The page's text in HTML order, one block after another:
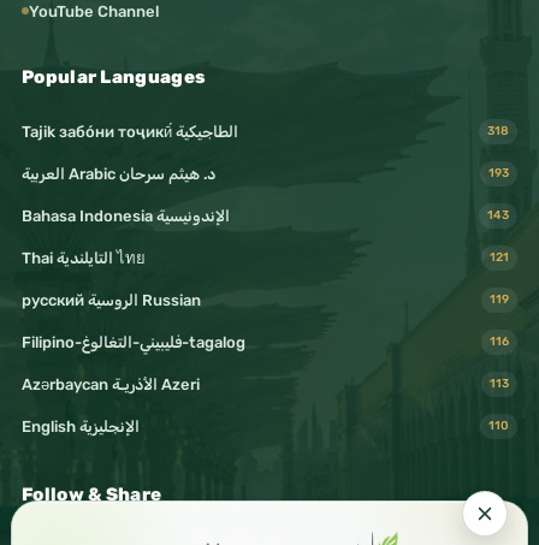
YouTube Channel
Popular Languages
Tajik забо́ни тоҷикӣ́ الطاجيكية 318
د. هيثم سرحان Arabic العربية 193
Bahasa Indonesia الإندونيسية 143
Thai التايلندية ไทย 121
русский الروسية Russian 119
Filipino-فليبيني-التغالوغ-tagalog 116
Azərbaycan الأذريـة Azeri 113
English الإنجليزية 110
Follow & Share